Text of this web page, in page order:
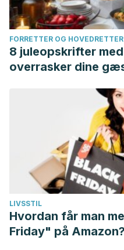
FORRETTER OG HOVEDRETTER
8 juleopskrifter
overrasker dine
LIVSSTIL
Hvordan får man
Friday" på Amazon?